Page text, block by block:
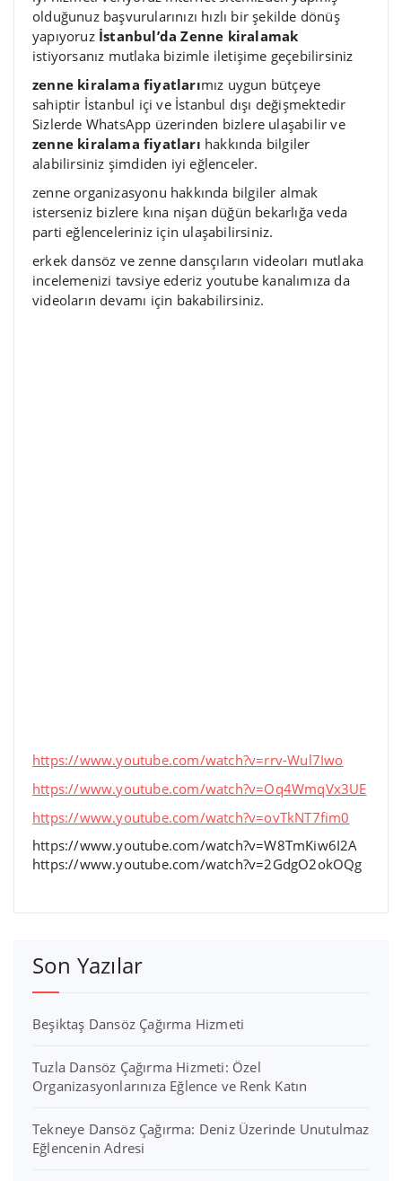
olduğunuz başvurularınızı hızlı bir şekilde dönüş
yapıyoruz İstanbul’da Zenne kiralamak
istiyorsanız mutlaka bizimle iletişime geçebilirsiniz
zenne kiralama fiyatlarımız uygun bütçeye
sahiptir İstanbul içi ve İstanbul dışı değişmektedir
Sizlerde WhatsApp üzerinden bizlere ulaşabilir ve
zenne kiralama fiyatları hakkında bilgiler
alabilirsiniz şimdiden iyi eğlenceler.
zenne organizasyonu hakkında bilgiler almak
isterseniz bizlere kına nişan düğün bekarlığa veda
parti eğlenceleriniz için ulaşabilirsiniz.
erkek dansöz ve zenne dansçıların videoları mutlaka
incelemenizi tavsiye ederiz youtube kanalımıza da
videoların devamı için bakabilirsiniz.
https://www.youtube.com/watch?v=rrv-Wul7Iwo
https://www.youtube.com/watch?v=Oq4WmqVx3UE
https://www.youtube.com/watch?v=ovTkNT7fim0
https://www.youtube.com/watch?v=W8TmKiw6I2A
https://www.youtube.com/watch?v=2GdgO2okOQg
Son Yazılar
Beşiktaş Dansöz Çağırma Hizmeti
Tuzla Dansöz Çağırma Hizmeti: Özel
Organizasyonlarınıza Eğlence ve Renk Katın
Tekneye Dansöz Çağırma: Deniz Üzerinde Unutulmaz
Eğlencenin Adresi